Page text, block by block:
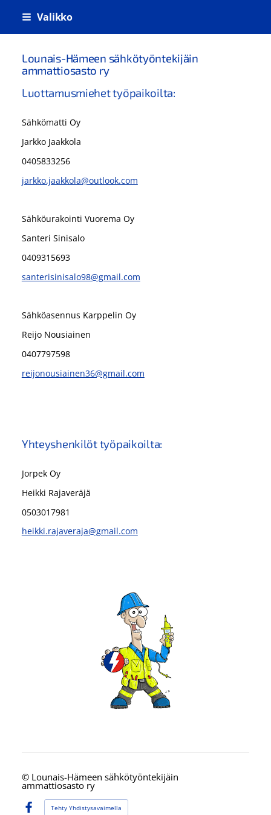
Siirry
sivun
sisältöön
Valikko
Lounais-Hämeen sähkötyöntekijäin
ammattiosasto ry
Luottamusmiehet työpaikoilta:
Sähkömatti Oy
Jarkko Jaakkola
0405833256
jarkko.jaakkola@outlook.com
Sähköurakointi Vuorema Oy
Santeri Sinisalo
0409315693
santerisinisalo98@gmail.com
Sähköasennus Karppelin Oy
Reijo Nousiainen
0407797598
reijonousiainen36@gmail.com
Yhteyshenkilöt työpaikoilta:
Jorpek Oy
Heikki Rajaveräjä
0503017981
heikki.rajaveraja@gmail.com
© Lounais-Hämeen sähkötyöntekijäin
ammattiosasto ry
Tehty Yhdistysavaimella